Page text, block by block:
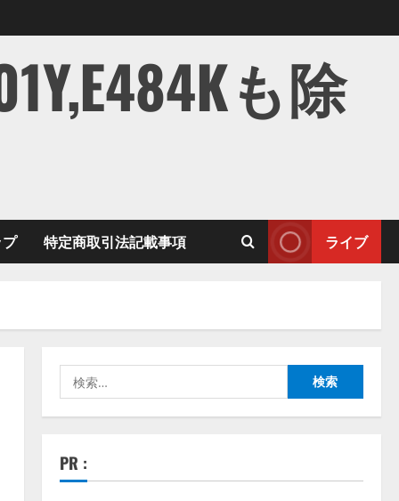
も除
特定商取引法記載事項 ライブ
索:
PR :